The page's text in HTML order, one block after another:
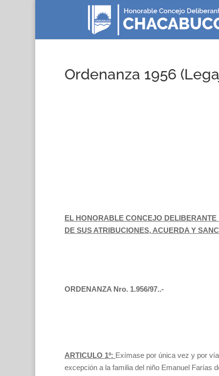
Ordenanza 1956
EL HONORABLE CONCEJO
DE SUS ATRIBUCIONES, ACUERDA Y
ORDENANZA Nro. 1.956/97..-
ARTICULO 1º: Exímase por única vez y por
excepción a la familia del niño Emanuel Farías